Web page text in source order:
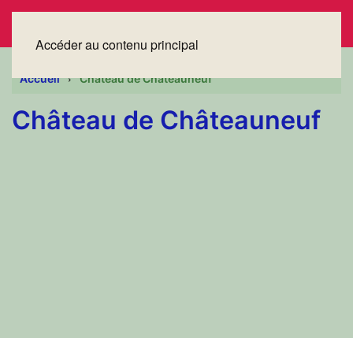
Accéder au contenu principal
Accueil Château de Châteauneuf
Château de Châteauneuf